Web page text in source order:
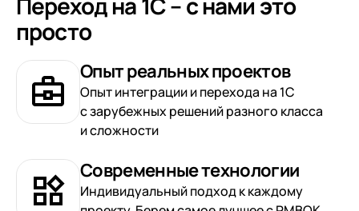
просто
Опыт реальных проектов
Опыт интеграции и перехода на 1С
с зарубежных решений разного класса
и сложности
Современные технологии
Индивидуальный подход к каждому